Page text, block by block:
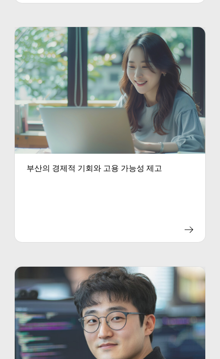
부산의 경제적 기회와 고용 가능성 제고